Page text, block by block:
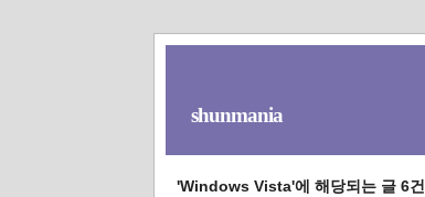
shunmania
'Windows Vista'에 해당되는 글 6건